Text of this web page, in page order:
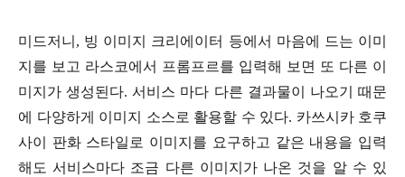
미드저니, 빙 이미지 크리에이터 등에서 마음에 드는 이미
지를 보고 라스코에서 프롬프르를 입력해 보면 또 다른 이
미지가 생성된다. 서비스 마다 다른 결과물이 나오기 때문
에 다양하게 이미지 소스로 활용할 수 있다. 카쓰시카 호쿠
사이 판화 스타일로 이미지를 요구하고 같은 내용을 입력
해도 서비스마다 조금 다른 이미지가 나온 것을 알 수 있